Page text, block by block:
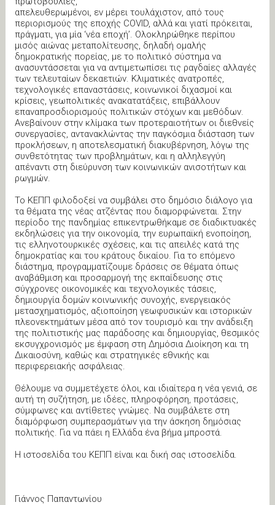
απελευθερωμένοι, εν μέρει τουλάχιστον, από τους
περιορισμούς της εποχής COVID, αλλά και γιατί πρόκειται,
πράγματι, για μία ‘νέα εποχή’. Ολοκληρώθηκε περίπου
μισός αιώνας μεταπολίτευσης, δηλαδή ομαλής
δημοκρατικής πορείας, με το πολιτικό σύστημα να
ανασυντάσσεται για να αντιμετωπίσει τις ραγδαίες αλλαγές
των τελευταίων δεκαετιών. Κλιματικές ανατροπές,
τεχνολογικές επαναστάσεις, κοινωνικοί διχασμοί και
κρίσεις, γεωπολιτικές ανακατατάξεις, επιβάλλουν
επαναπροσδιορισμούς πολιτικών στόχων και μεθόδων.
Ανεβαίνουν στην κλίμακα των προτεραιοτήτων οι διεθνείς
συνεργασίες, αντανακλώντας την παγκόσμια διάσταση των
προκλήσεων, η αποτελεσματική διακυβέρνηση, λόγω της
συνθετότητας των προβλημάτων, και η αλληλεγγύη
απέναντι στη διεύρυνση των κοινωνικών ανισοτήτων και
ρωγμών.
Το ΚΕΠΠ φιλοδοξεί να συμβάλει στο δημόσιο διάλογο για
τα θέματα της νέας ατζέντας που διαμορφώνεται. Στην
περίοδο της πανδημίας επικεντρωθήκαμε σε διαδικτυακές
εκδηλώσεις για την οικονομία, την ευρωπαϊκή ενοποίηση,
τις ελληνοτουρκικές σχέσεις, και τις απειλές κατά της
δημοκρατίας και του κράτους δικαίου. Για το επόμενο
διάστημα, προγραμματίζουμε δράσεις σε θέματα όπως
αναβάθμιση και προσαρμογή της εκπαίδευσης στις
σύγχρονες οικονομικές και τεχνολογικές τάσεις,
δημιουργία δομών κοινωνικής συνοχής, ενεργειακός
μετασχηματισμός, αξιοποίηση γεωφυσικών και ιστορικών
πλεονεκτημάτων μέσα από τον τουρισμό και την ανάδειξη
της πολιτιστικής μας παράδοσης και δημιουργίας, θεσμικός
εκσυγχρονισμός με έμφαση στη Δημόσια Διοίκηση και τη
Δικαιοσύνη, καθώς και στρατηγικές εθνικής και
περιφερειακής ασφάλειας.
Θέλουμε να συμμετέχετε όλοι, και ιδιαίτερα η νέα γενιά, σε
αυτή τη συζήτηση, με ιδέες, πληροφόρηση, προτάσεις,
σύμφωνες και αντίθετες γνώμες. Να συμβάλετε στη
διαμόρφωση συμπερασμάτων για την άσκηση δημόσιας
πολιτικής. Για να πάει η Ελλάδα ένα βήμα μπροστά.
Η ιστοσελίδα του ΚΕΠΠ είναι και δική σας ιστοσελίδα.
Γιάννος Παπαντωνίου